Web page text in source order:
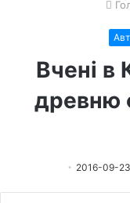
Вчені в
древню
2016-09-23